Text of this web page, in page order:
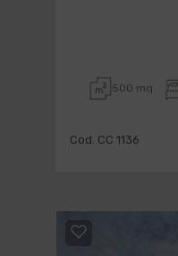
500 mq
Cod. CC 1136